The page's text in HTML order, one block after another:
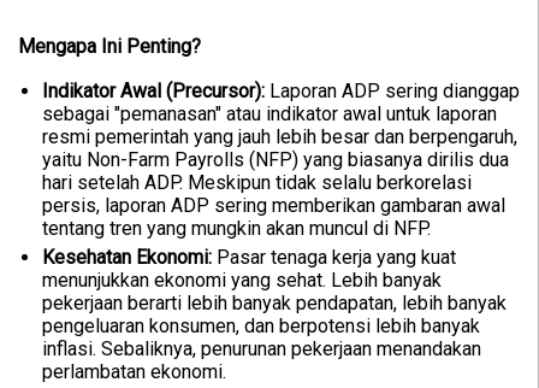
Mengapa Ini Penting?
Indikator Awal (Precursor): Laporan ADP sering dianggap
sebagai "pemanasan" atau indikator awal untuk laporan
resmi pemerintah yang jauh lebih besar dan berpengaruh,
yaitu Non-Farm Payrolls (NFP) yang biasanya dirilis dua
hari setelah ADP. Meskipun tidak selalu berkorelasi
persis, laporan ADP sering memberikan gambaran awal
tentang tren yang mungkin akan muncul di NFP.
Kesehatan Ekonomi: Pasar tenaga kerja yang kuat
menunjukkan ekonomi yang sehat. Lebih banyak
pekerjaan berarti lebih banyak pendapatan, lebih banyak
pengeluaran konsumen, dan berpotensi lebih banyak
inflasi. Sebaliknya, penurunan pekerjaan menandakan
perlambatan ekonomi.